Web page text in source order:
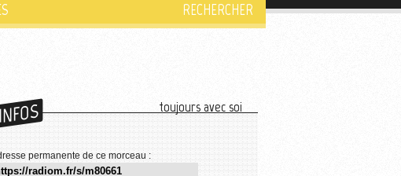
RECHERCHER
toujours avec soi
permanente de ce morceau :